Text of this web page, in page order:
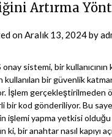
Artırma
on Aralık 13, 2024by
sistemi, bir kullanıcının
kullanılan bir güvenlik
İşlem gerçekleştirilmeden
bir kod gönderiliyor. Bu
işlemi yapma yetkisi olduğu
ki, bir anahtar nasıl kapıyı